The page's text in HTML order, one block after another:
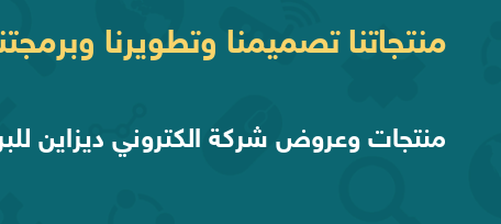
منتجاتنا تصميمنا وتطويرنا
منتجات وعروض شركة الكتروني ديزاين